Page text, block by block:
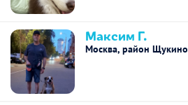
Максим Г.
Москва, район Щукино